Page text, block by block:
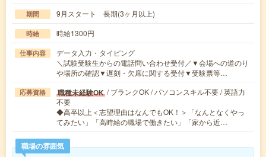
期間 9月スタート 長期(3ヶ月以上)
時給 時給1300円
仕事内容
データ入力・タイピング
＼試験受験生からの電話問い合わせ受付／▼会場への道のり
や場所の確認▼遅刻・欠席に関する受付▼受験票等…
応募資格 職種未経験OK / ブランクOK / パソコンスキル不要 / 英語力
不要
◆高卒以上＜志望理由はなんでもOK！＞「なんとなくやっ
てみたい」「高時給の職場で働きたい」「家から近…
職場の雰囲気